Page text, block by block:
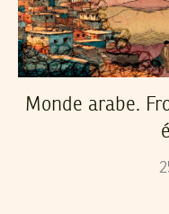
Monde arabe.